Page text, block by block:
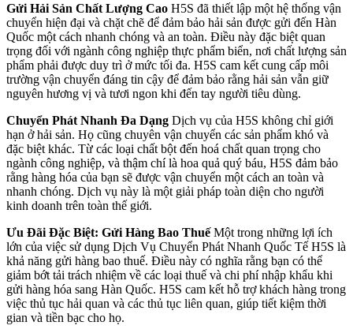
Gửi Hải Sản Chất Lượng Cao H5S đã thiết lập một hệ thống vận
chuyển hiện đại và chặt chẽ để đảm bảo hải sản được gửi đến Hàn
Quốc một cách nhanh chóng và an toàn. Điều này đặc biệt quan
trọng đối với ngành công nghiệp thực phẩm biển, nơi chất lượng sản
phẩm phải được duy trì ở mức tối đa. H5S cam kết cung cấp môi
trường vận chuyển đáng tin cậy để đảm bảo rằng hải sản vẫn giữ
nguyên hương vị và tươi ngon khi đến tay người tiêu dùng.
Chuyển Phát Nhanh Đa Dạng Dịch vụ của H5S không chỉ giới
hạn ở hải sản. Họ cũng chuyên vận chuyển các sản phẩm khó và
đặc biệt khác. Từ các loại chất bột đến hoá chất quan trọng cho
ngành công nghiệp, và thậm chí là hoa quả quý báu, H5S đảm bảo
rằng hàng hóa của bạn sẽ được vận chuyển một cách an toàn và
nhanh chóng. Dịch vụ này là một giải pháp toàn diện cho người
kinh doanh trên toàn thế giới.
Ưu Đãi Đặc Biệt: Gửi Hàng Bao ThuếMột trong những lợi ích
lớn của việc sử dụng Dịch Vụ Chuyển Phát Nhanh Quốc Tế H5S là
khả năng gửi hàng bao thuế. Điều này có nghĩa rằng bạn có thể
giảm bớt tải trách nhiệm về các loại thuế và chi phí nhập khẩu khi
gửi hàng hóa sang Hàn Quốc. H5S cam kết hỗ trợ khách hàng trong
việc thủ tục hải quan và các thủ tục liên quan, giúp tiết kiệm thời
gian và tiền bạc cho họ.